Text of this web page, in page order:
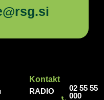
Kontakt
RADIO
02 55 55
000